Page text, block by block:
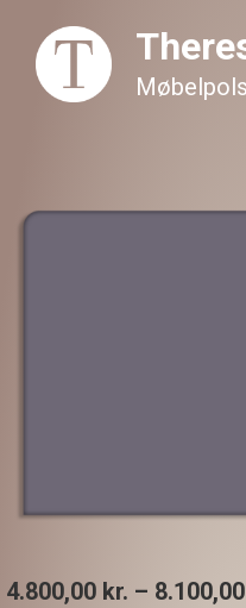
indhold
4.800,00 kr. – 8.100,00